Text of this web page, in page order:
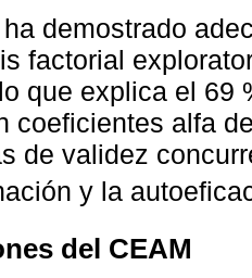
demostrado
factorial
que explica el 69
coeficientes alfa
de validez
y la
del CEAM